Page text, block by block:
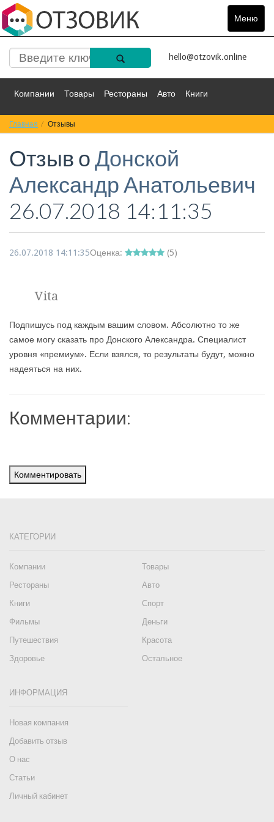
Меню
Toggle
hello@otzovik.online
Компании Товары Рестораны Авто Книги
Спорт Фильмы
Красота Здоровье Остальное
Главная Отзывы
Отзыв оДонской
Александр Анатольевич
26.07.2018 14:11:35
26.07.2018 14:11:35Оценка: (5)
Vita
Подпишусь под каждым вашим словом. Абсолютно то же
самое могу сказать про Донского Александра. Специалист
уровня «премиум». Если взялся, то результаты будут, можно
надеяться на них.
Комментарии:
Комментировать
КАТЕГОРИИ
Компании
Товары
Рестораны
Авто
Книги
Спорт
Фильмы
Деньги
Путешествия
Красота
Здоровье
Остальное
ИНФОРМАЦИЯ
Новая компания
Добавить отзыв
О нас
Статьи
Личный кабинет